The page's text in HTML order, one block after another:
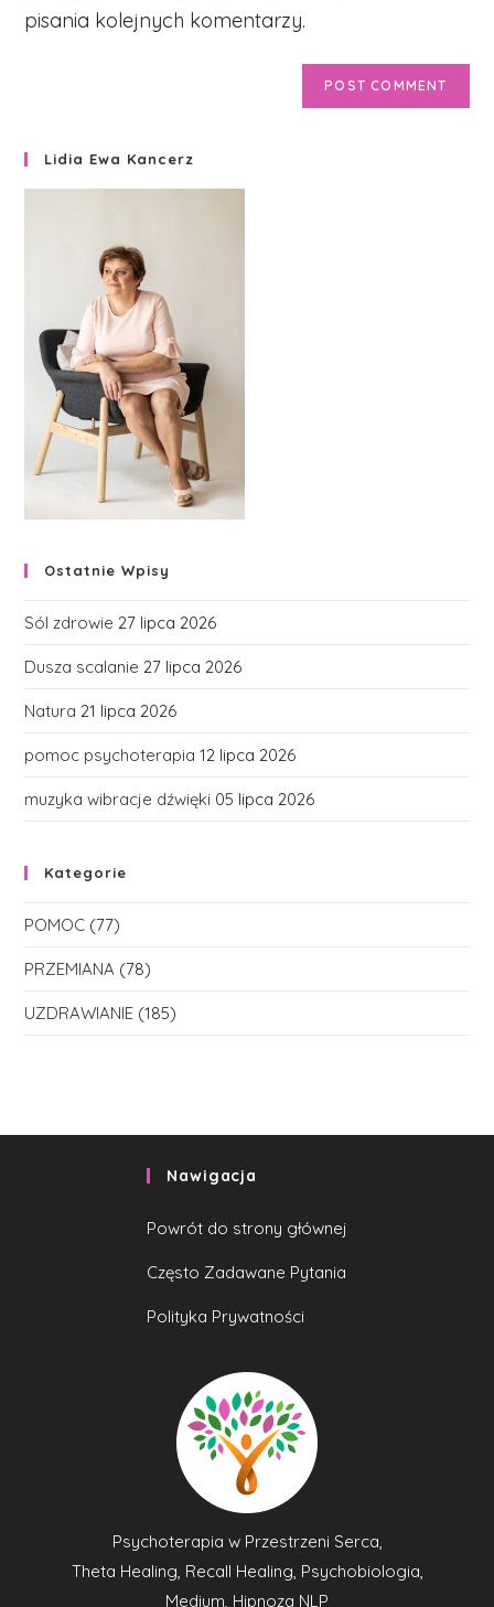
pisania kolejnych komentarzy.
Lidia Ewa Kancerz
Ostatnie Wpisy
Sól zdrowie 27 lipca 2026
Dusza scalanie 27 lipca 2026
Natura 21 lipca 2026
pomoc psychoterapia 12 lipca 2026
muzyka wibracje dźwięki 05 lipca 2026
Kategorie
POMOC (77)
PRZEMIANA (78)
UZDRAWIANIE (185)
Nawigacja
Powrót do strony głównej
Często Zadawane Pytania
Polityka Prywatności
Psychoterapia w Przestrzeni Serca,
Theta Healing, Recall Healing, Psychobiologia,
Medium, Hipnoza NLP